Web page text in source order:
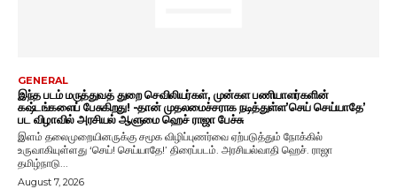
GENERAL
இந்த படம் மருத்துவத் துறை செவிலியர்கள், முன்கள பணியாளர்களின்
கஷ்டங்களைப் பேசுகிறது! -தான் முதலமைச்சராக நடித்துள்ள’செய் செய்யாதே’
பட விழாவில் அரசியல் ஆளுமை ஹெச் ராஜா பேச்சு
இளம் தலைமுறையினருக்கு சமூக விழிப்புணர்வை ஏற்படுத்தும் நோக்கில்
உருவாகியுள்ளது ‘செய்! செய்யாதே!’ திரைப்படம். அரசியல்வாதி ஹெச். ராஜா
தமிழ்நாடு...
August 7, 2026